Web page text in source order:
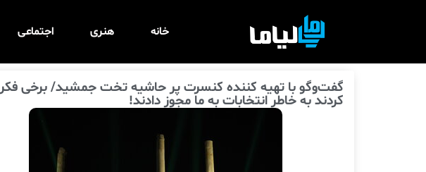
خانه هنری اجتماعی
گفت‌وگو با تهیه کننده کنسرت پر حاشیه تخت جمشید/ برخی فکر
کردند به خاطر انتخابات به ما مجوز دادند!